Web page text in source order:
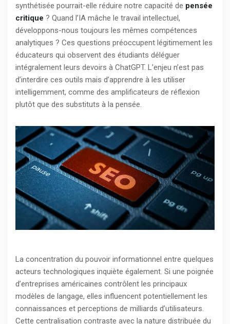
synthétisée pourrait-elle réduire notre capacité de pensée
critique ? Quand l’IA mâche le travail intellectuel,
développons-nous toujours les mêmes compétences
analytiques ? Ces questions préoccupent légitimement les
éducateurs qui observent des étudiants déléguer
intégralement leurs devoirs à ChatGPT. L’enjeu n’est pas
d’interdire ces outils mais d’apprendre à les utiliser
intelligemment, comme des amplificateurs de réflexion
plutôt que des substituts à la pensée.
La concentration du pouvoir informationnel entre quelques
acteurs technologiques inquiète également. Si une poignée
d’entreprises américaines contrôlent les principaux
modèles de langage, elles influencent potentiellement les
connaissances et perceptions de milliards d’utilisateurs.
Cette centralisation contraste avec la nature distribuée du